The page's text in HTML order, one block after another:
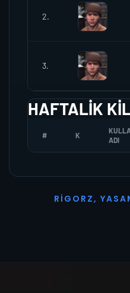
2.
3.
HAFTALIK
# K
ADI
R I G O R Z, YASA